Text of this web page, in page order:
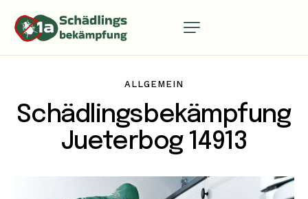
ALLGEMEIN
Schädlingsbekämpfung
Jueterbog 14913